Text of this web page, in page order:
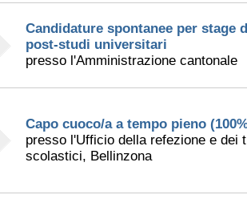
Candidature spontanee per stage
post-studi universitari
presso l'Amministrazione cantonale
Capo cuoco/a a tempo pieno
presso l'Ufficio della refezione e dei
scolastici, Bellinzona